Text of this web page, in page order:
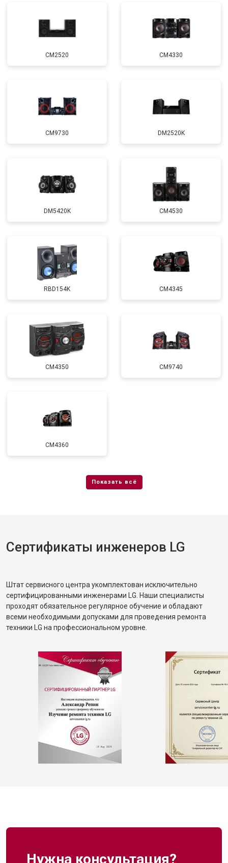
CM2520 CM4330
CM9730 DM2520K
DM5420K CM4530
RBD154K CM4345
CM4350 CM9740
CM4360
Сертификаты инженеров LG
Штат сервисного центра укомплектован исключительно
сертифицированными инженерами LG. Наши специалисты
проходят обязательное регулярное обучение и обладают
всеми необходимыми допусками для проведения ремонта
техники LG на профессиональном уровне.
Нужна консультация?